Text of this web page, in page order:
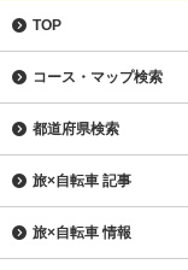
TOP
コース・マップ検索
都道府県検索
旅×自転車 記事
旅×自転車 情報